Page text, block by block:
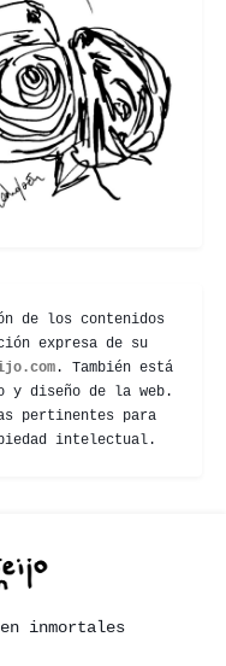
de los contenidos
expresa de su
. También está
diseño de la web.
pertinentes para
intelectual.
inmortales